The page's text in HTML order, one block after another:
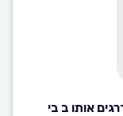
אותו ב בי